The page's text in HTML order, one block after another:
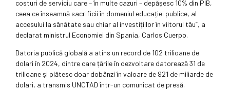
costuri de serviciu care – în multe cazuri – depășesc 10% din PIB,
ceea ce înseamnă sacrificii în domeniul educației publice, al
accesului la sănătate sau chiar al investițiilor în viitorul tău”, a
declarat ministrul Economiei din Spania, Carlos Cuerpo.
Datoria publică globală a atins un record de 102 trilioane de
dolari în 2024, dintre care țările în dezvoltare datorează 31 de
trilioane și plătesc doar dobânzi în valoare de 921 de miliarde de
dolari, a transmis UNCTAD într-un comunicat de presă.